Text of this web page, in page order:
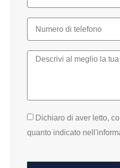
Dichiaro di aver letto,
quanto indicato